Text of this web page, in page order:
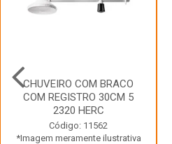
CHUVEIRO COM BRACO
COM REGISTRO 30CM 5
2320 HERC
Código: 11562
*Imagem meramente ilustrativa